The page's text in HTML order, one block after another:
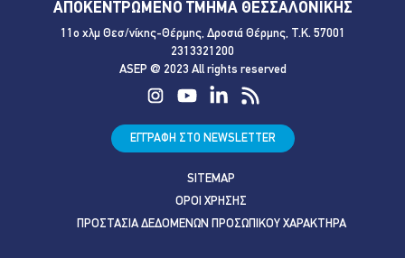
ΑΠΟΚΕΝΤΡΩΜΕΝΟ ΤΜΗΜΑ ΘΕΣΣΑΛΟΝΙΚΗΣ
11ο χλμ Θεσ/νίκης-Θέρμης, Δροσιά Θέρμης, Τ.Κ. 57001
2313321200
ASEP @ 2023 All rights reserved
ΕΓΓΡΑΦΗ ΣΤΟ NEWSLETTER
SITEMAP
ΟΡΟΙ ΧΡΗΣΗΣ
ΠΡΟΣΤΑΣΙΑ ΔΕΔΟΜΕΝΩΝ ΠΡΟΣΩΠΙΚΟΥ ΧΑΡΑΚΤΗΡΑ